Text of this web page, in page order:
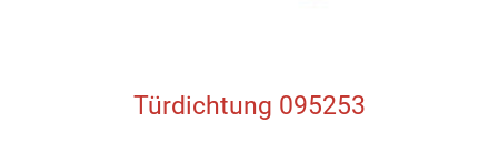
Türdichtung 095253